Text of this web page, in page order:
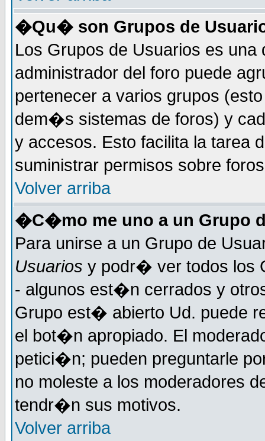
�Qu� son Grupos de
Los Grupos de Usuarios es una
administrador del foro puede
pertenecer a varios grupos
dem�s sistemas de foros) y
y accesos. Esto facilita la tarea
suministrar permisos sobre
Volver arriba
�C�mo me uno a un Grupo
Para unirse a un Grupo de
Usuarios y podr� ver todos los
- algunos est�n cerrados y
Grupo est� abierto Ud. puede
el bot�n apropiado. El
petici�n; pueden preguntarle
no moleste a los moderadores
tendr�n sus motivos.
Volver arriba